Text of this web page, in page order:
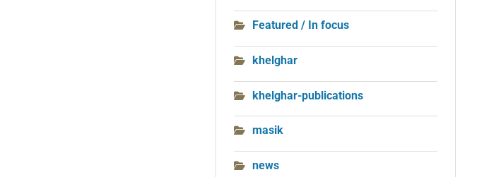
Featured / In focus
khelghar
khelghar-publications
masik
news